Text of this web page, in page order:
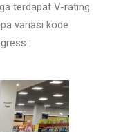
terdapat V-rating
variasi kode
: